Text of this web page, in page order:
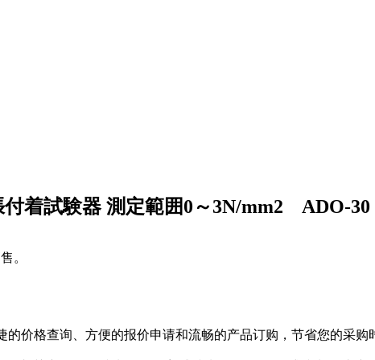
着試験器 測定範囲0～3N/mm2 ADO-30
。
价格查询、方便的报价申请和流畅的产品订购，节省您的采购